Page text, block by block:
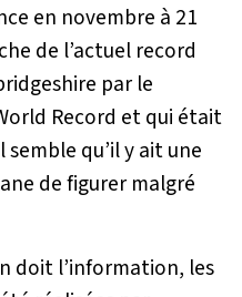
en novembre à 21
de l’actuel record
par le
Record et qui était
qu’il y ait une
de figurer malgré
doit l’information, les